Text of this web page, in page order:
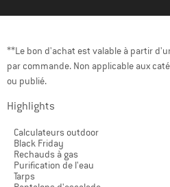
**Le bon d'achat est valable à partir
par commande. Non applicable aux
ou publié.
Highlights
Calculateurs outdoor
Black Friday
Rechauds à gas
Purification de l'eau
Tarps